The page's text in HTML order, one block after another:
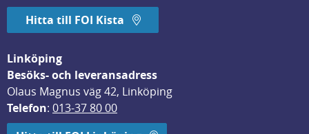
Hitta till FOI Kista
Linköping
Besöks- och leveransadress
Olaus Magnus väg 42, Linköping
Telefon: 013-37 80 00